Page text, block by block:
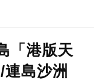
「港版天
島沙洲